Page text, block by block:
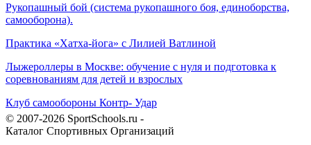
Рукопашный бой (система рукопашного боя, единоборства,
самооборона).
Практика «Хатха-йога» с Лилией Ватлиной
Лыжероллеры в Москве: обучение с нуля и подготовка к
соревнованиям для детей и взрослых
Клуб самообороны Контр- Удар
© 2007-2026 SportSchools.ru -
Каталог Спортивных Организаций